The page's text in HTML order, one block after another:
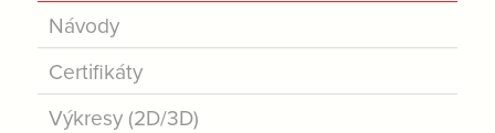
Návody
Certifikáty
Výkresy (2D/3D)